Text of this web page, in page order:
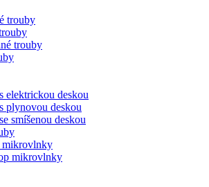
trouby
trouby
elektrickou deskou
plynovou deskou
smíšenou deskou
mikrovlnky
mikrovlnky